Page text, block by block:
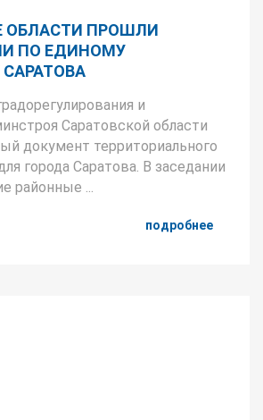
ОБЛАСТИ ПРОШЛИ
ПО ЕДИНОМУ
и
Саратовской области
документ территориального
города Саратова. В заседании
районные ...
подробнее